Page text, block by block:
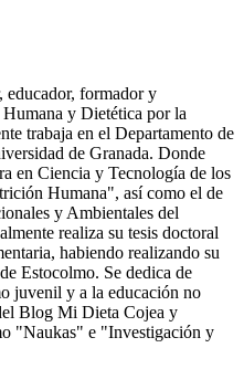
formador y
y Dietética por la
trabaja en el Departamento de
de Granada. Donde
en Ciencia y Tecnología de los
Humana", así como el de
y Ambientales del
realiza su tesis doctoral
habiendo realizando su
Estocolmo. Se dedica de
juvenil y a la educación no
Blog Mi Dieta Cojea y
"Naukas" e "Investigación y